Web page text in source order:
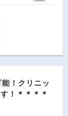
！クリニッ
！＊＊＊＊